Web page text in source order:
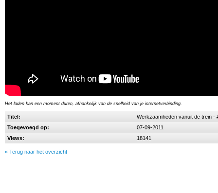
Het laden kan een moment duren, afhankelijk van de snelheid van je internetverbinding.
Titel:
Werkzaamheden vanuit de trein -
Toegevoegd op:
07-09-2011
Views:
18141
« Terug naar het overzicht